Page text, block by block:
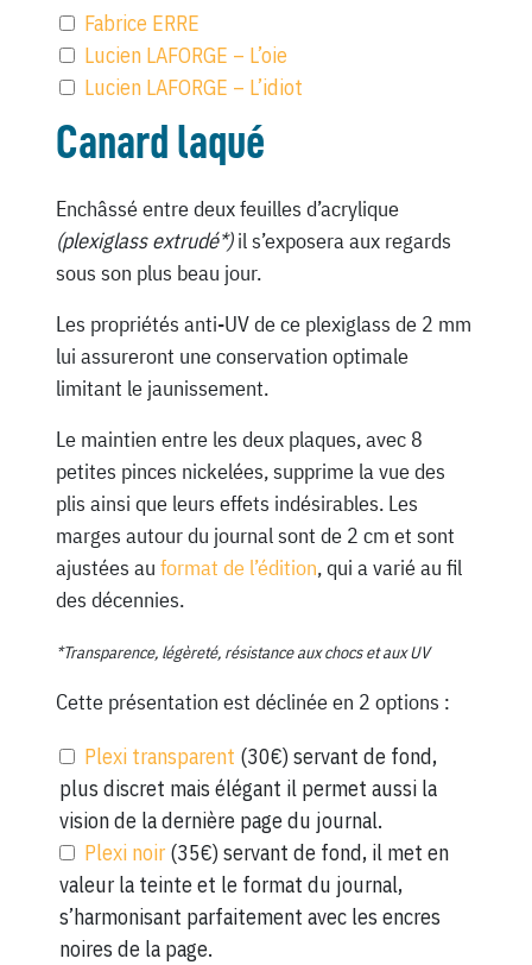
Fabrice ERRE
Lucien LAFORGE – L’oie
Lucien LAFORGE – L’idiot
Canard laqué
Enchâssé entre deux feuilles d’acrylique
(plexiglass extrudé*)il s’exposera aux regards
sous son plus beau jour.
Les propriétés anti-UV de ce plexiglass de 2 mm
lui assureront une conservation optimale
limitant le jaunissement.
Le maintien entre les deux plaques, avec 8
petites pinces nickelées, supprime la vue des
plis ainsi que leurs effets indésirables. Les
marges autour du journal sont de 2 cm et sont
ajustées au format de l’édition, qui a varié au fil
des décennies.
*Transparence, légèreté, résistance aux chocs et aux UV
Cette présentation est déclinée en 2 options :
Plexi transparent (30€) servant de fond,
plus discret mais élégant il permet aussi la
vision de la dernière page du journal.
Plexi noir (35€) servant de fond, il met en
valeur la teinte et le format du journal,
s’harmonisant parfaitement avec les encres
noires de la page.